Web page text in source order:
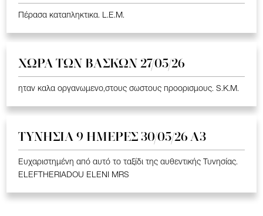
Πέρασα καταπληκτικα. L.E.M.
ΧΩΡΑ ΤΩΝ ΒΑΣΚΩΝ 27/05/26
ηταν καλα οργανωμενο,στους σωστους προορισμους. S.K.M.
ΤΥΝΗΣΙΑ 9 ΗΜΕΡΕΣ 30/05/26 Α3
Ευχαριστημένη από αυτό το ταξίδι της αυθεντικής Τυνησίας.
ELEFTHERIADOU ELENI MRS